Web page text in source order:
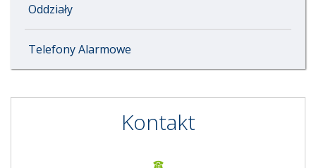
Oddziały
Telefony Alarmowe
Kontakt